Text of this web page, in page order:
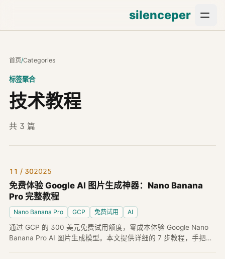
silenceper
首页/Categories
标签聚合
技术教程
共 3 篇
11 / 302025
免费体验 Google AI 图片生成神器：Nano Banana
Pro 完整教程
Nano Banana Pro GCP 免费试用 AI
通过 GCP 的 300 美元免费试用额度，零成本体验 Google Nano
Banana Pro AI 图片生成模型。本文提供详细的 7 步教程，手把手